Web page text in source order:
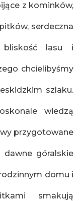
z kominków,
serdeczna
bliskość lasu i
chcielibyśmy
szlaku.
wiedzą
przygotowane
dawne góralskie
domu i
smakują